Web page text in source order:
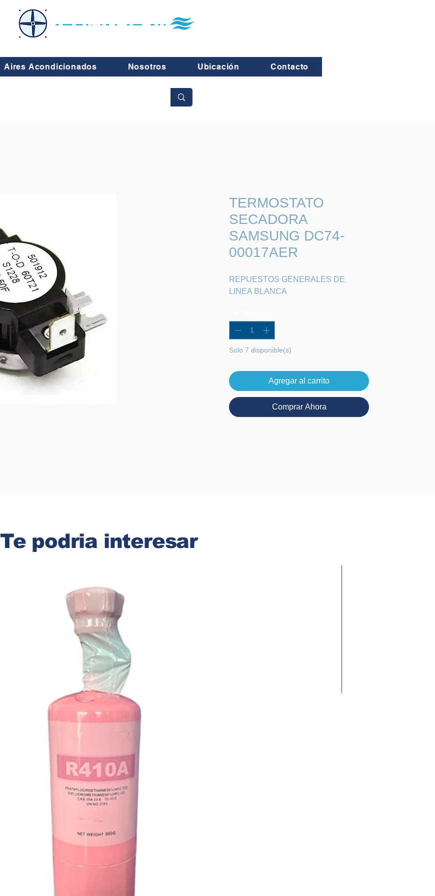
Aires Acondicionados Nosotros Ubicación Contacto
TERMOSTATO
SECADORA
SAMSUNG DC74-
00017AER
REPUESTOS GENERALES DE
LINEA BLANCA
Solo 7 disponible(s)
Agregar al carrito
Comprar Ahora
Te podria interesar